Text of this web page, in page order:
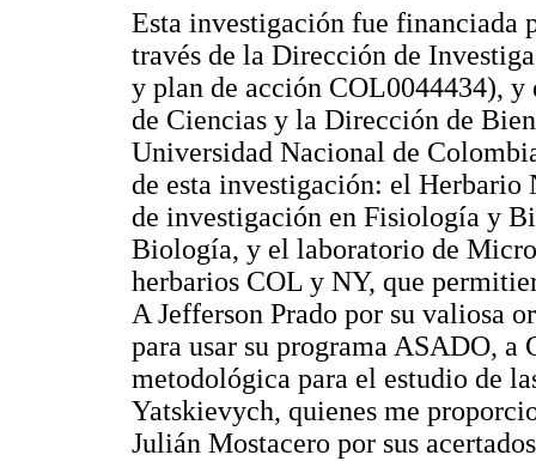
Esta investigación fue financiada
través de la Dirección de
y plan de acción COL0044434),
de Ciencias y la Dirección de
Universidad Nacional de
de esta investigación: el
de investigación en Fisiología y
Biología, y el laboratorio de
herbarios COL y NY, que
A Jefferson Prado por su valiosa
para usar su programa ASADO,
metodológica para el estudio de
Yatskievych, quienes me
Julián Mostacero por sus